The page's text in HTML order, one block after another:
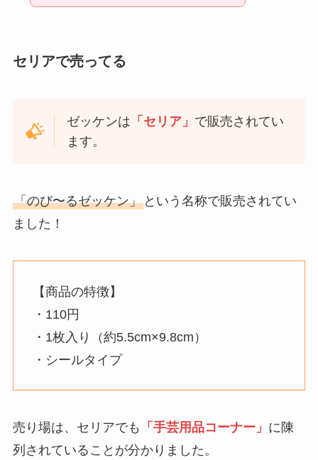
セリアで売ってる
ゼッケンは 「セリア」 で販売されてい
ます。
「のび〜るゼッケン」という名称で販売されてい
ました！
【商品の特徴】
・110円
・1枚入り（約5.5cm×9.8cm）
・シールタイプ
売り場は、セリアでも 「手芸用品コーナー」 に陳
列されていることが分かりました。